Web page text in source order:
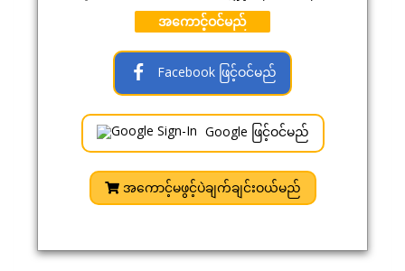
အကောင့်ဝင်မည်
Facebook ဖြင့်ဝင်မည်
Google ဖြင့်ဝင်မည်
အကောင့်မဖွင့်ပဲချက်ချင်းဝယ်မည်